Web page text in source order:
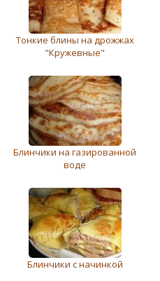
Тонкие блины на дрожжах
"Кружевные"
Блинчики на газированной
воде
Блинчики с начинкой